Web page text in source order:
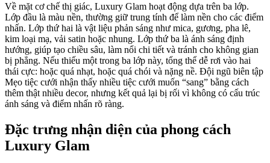
Về mặt cơ chế thị giác, Luxury Glam hoạt động dựa trên ba lớp.
Lớp đầu là màu nền, thường giữ trung tính để làm nền cho các điểm
nhấn. Lớp thứ hai là vật liệu phản sáng như mica, gương, pha lê,
kim loại mạ, vải satin hoặc nhung. Lớp thứ ba là ánh sáng định
hướng, giúp tạo chiều sâu, làm nổi chi tiết và tránh cho không gian
bị phẳng. Nếu thiếu một trong ba lớp này, tổng thể dễ rơi vào hai
thái cực: hoặc quá nhạt, hoặc quá chói và nặng nề. Đội ngũ biên tập
Mẹo tiệc cưới nhận thấy nhiều tiệc cưới muốn “sang” bằng cách
thêm thật nhiều decor, nhưng kết quả lại bị rối vì không có cấu trúc
ánh sáng và điểm nhấn rõ ràng.
Đặc trưng nhận diện của phong cách
Luxury Glam